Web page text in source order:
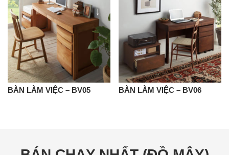
BÀN LÀM VIỆC – BV05 BÀN LÀM VIỆC – BV06